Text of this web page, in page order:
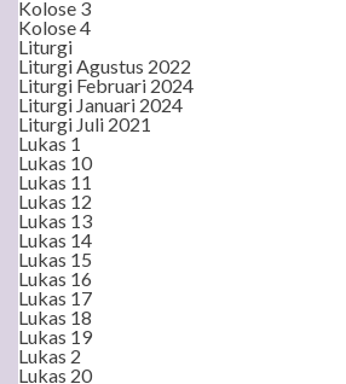
Kolose 3
Kolose 4
Liturgi
Liturgi Agustus 2022
Liturgi Februari 2024
Liturgi Januari 2024
Liturgi Juli 2021
Lukas 1
Lukas 10
Lukas 11
Lukas 12
Lukas 13
Lukas 14
Lukas 15
Lukas 16
Lukas 17
Lukas 18
Lukas 19
Lukas 2
Lukas 20